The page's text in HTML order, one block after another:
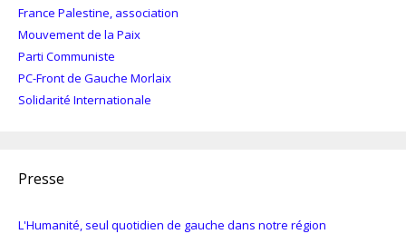
France Palestine, association
Mouvement de la Paix
Parti Communiste
PC-Front de Gauche Morlaix
Solidarité Internationale
Presse
L'Humanité, seul quotidien de gauche dans notre région